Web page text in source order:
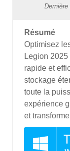
Résumé
Optimisez
Legion
rapide et
stockage
toute la
expérience
et